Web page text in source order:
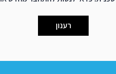
מה הקשר בין RPM ל- ADHD?
רענון